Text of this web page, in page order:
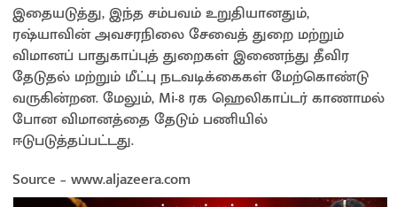
இதையடுத்து, இந்த சம்பவம் உறுதியானதும்,
ரஷ்யாவின் அவசரநிலை சேவைத் துறை மற்றும்
விமானப் பாதுகாப்புத் துறைகள் இணைந்து தீவிர
தேடுதல் மற்றும் மீட்பு நடவடிக்கைகள் மேற்கொண்டு
வருகின்றன. மேலும், Mi-8 ரக ஹெலிகாப்டர் காணாமல்
போன விமானத்தை தேடும் பணியில்
ஈடுபடுத்தப்பட்டது.
Source – www.aljazeera.com